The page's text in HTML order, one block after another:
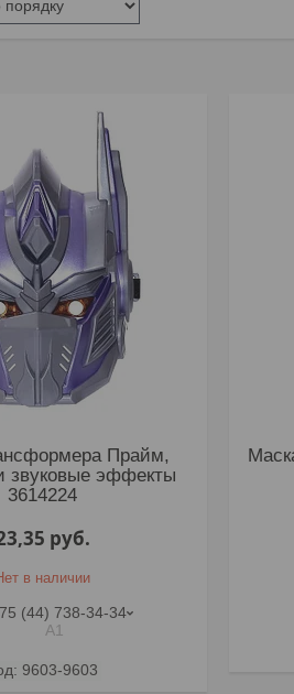
Прайм,
звуковые эффекты
3614224
руб.
в наличии
(44) 738-34-34
А1
9603-9603